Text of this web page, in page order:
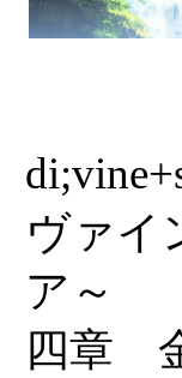
ヴァイ
ア～
四章